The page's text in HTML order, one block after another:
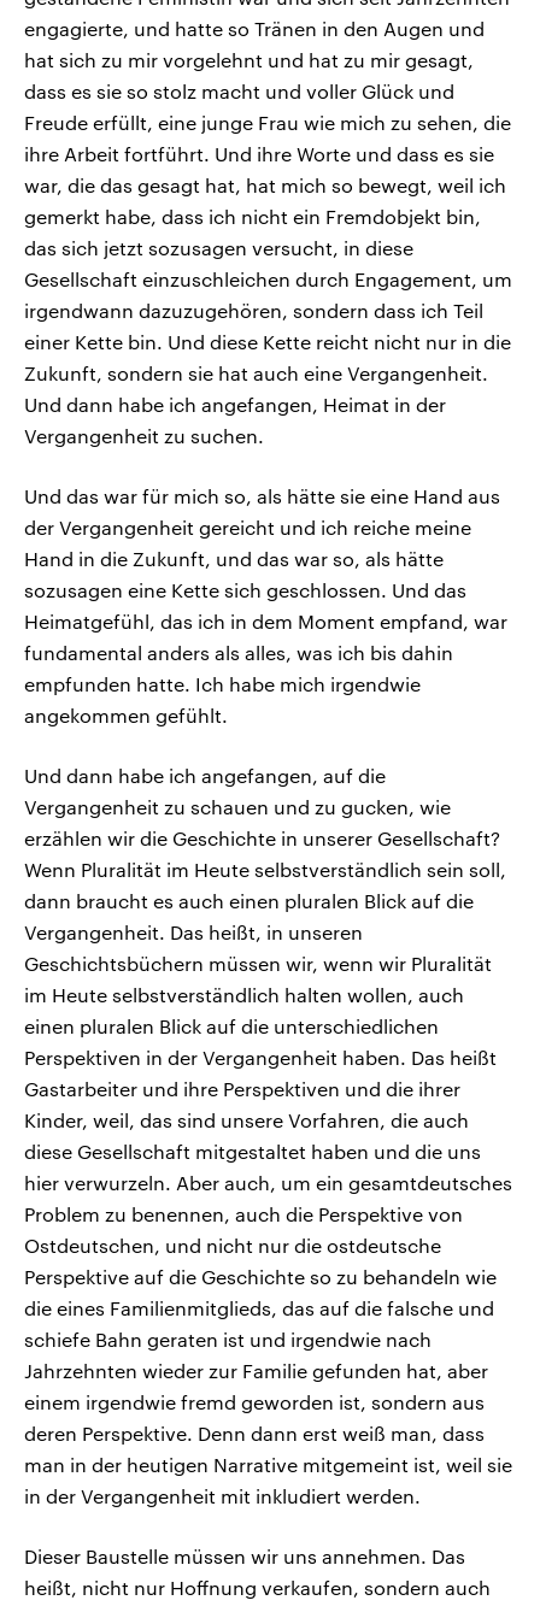
engagierte, und hatte so Tränen in den Augen und
hat sich zu mir vorgelehnt und hat zu mir gesagt,
dass es sie so stolz macht und voller Glück und
Freude erfüllt, eine junge Frau wie mich zu sehen, die
ihre Arbeit fortführt. Und ihre Worte und dass es sie
war, die das gesagt hat, hat mich so bewegt, weil ich
gemerkt habe, dass ich nicht ein Fremdobjekt bin,
das sich jetzt sozusagen versucht, in diese
Gesellschaft einzuschleichen durch Engagement, um
irgendwann dazuzugehören, sondern dass ich Teil
einer Kette bin. Und diese Kette reicht nicht nur in die
Zukunft, sondern sie hat auch eine Vergangenheit.
Und dann habe ich angefangen, Heimat in der
Vergangenheit zu suchen.
Und das war für mich so, als hätte sie eine Hand aus
der Vergangenheit gereicht und ich reiche meine
Hand in die Zukunft, und das war so, als hätte
sozusagen eine Kette sich geschlossen. Und das
Heimatgefühl, das ich in dem Moment empfand, war
fundamental anders als alles, was ich bis dahin
empfunden hatte. Ich habe mich irgendwie
angekommen gefühlt.
Und dann habe ich angefangen, auf die
Vergangenheit zu schauen und zu gucken, wie
erzählen wir die Geschichte in unserer Gesellschaft?
Wenn Pluralität im Heute selbstverständlich sein soll,
dann braucht es auch einen pluralen Blick auf die
Vergangenheit. Das heißt, in unseren
Geschichtsbüchern müssen wir, wenn wir Pluralität
im Heute selbstverständlich halten wollen, auch
einen pluralen Blick auf die unterschiedlichen
Perspektiven in der Vergangenheit haben. Das heißt
Gastarbeiter und ihre Perspektiven und die ihrer
Kinder, weil, das sind unsere Vorfahren, die auch
diese Gesellschaft mitgestaltet haben und die uns
hier verwurzeln. Aber auch, um ein gesamtdeutsches
Problem zu benennen, auch die Perspektive von
Ostdeutschen, und nicht nur die ostdeutsche
Perspektive auf die Geschichte so zu behandeln wie
die eines Familienmitglieds, das auf die falsche und
schiefe Bahn geraten ist und irgendwie nach
Jahrzehnten wieder zur Familie gefunden hat, aber
einem irgendwie fremd geworden ist, sondern aus
deren Perspektive. Denn dann erst weiß man, dass
man in der heutigen Narrative mitgemeint ist, weil sie
in der Vergangenheit mit inkludiert werden.
Dieser Baustelle müssen wir uns annehmen. Das
heißt, nicht nur Hoffnung verkaufen, sondern auch